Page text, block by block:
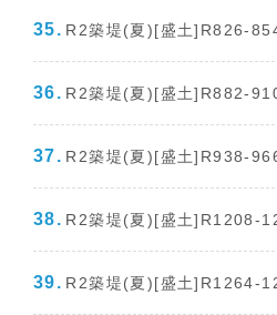
R2築堤(夏)[盛土]R826-
R2築堤(夏)[盛土]R882-
R2築堤(夏)[盛土]R938-
R2築堤(夏)[盛土]R1208-
R2築堤(夏)[盛土]R1264-